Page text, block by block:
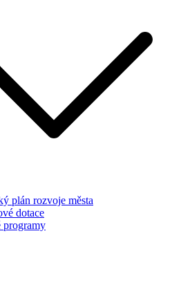
plán rozvoje města
dotace
programy